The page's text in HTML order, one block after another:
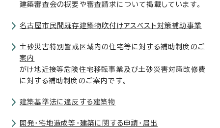
建築審査会の概要や審査請求について掲載しています。
名古屋市民間既存建築物吹付けアスベスト対策補助事業
土砂災害特別警戒区域内の住宅等に対する補助制度のご
案内
がけ地近接等危険住宅移転事業及び土砂災害対策改修費
に対する補助制度のご案内です。
建築基準法に違反する建築物
開発・宅地造成等・建築に関する申請・届出